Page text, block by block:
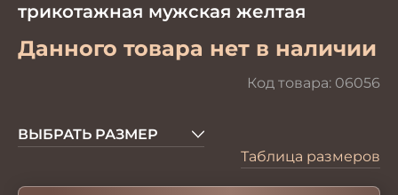
трикотажная мужская желтая
Данного товара нет в наличии
Код товара: 06056
ВЫБРАТЬ РАЗМЕР
Таблица размеров